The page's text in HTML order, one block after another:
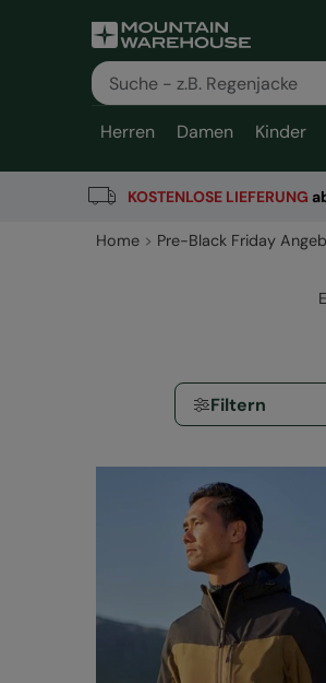
Herren Damen Kinder
KOSTENLOSE LIEFERUNG
Home Pre-Black Friday
Filtern